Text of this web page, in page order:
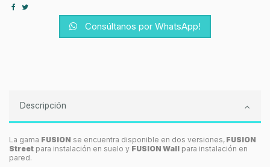
Consúltanos por WhatsApp!
Descripción
La gama FUSION se encuentra disponible en dos versiones, FUSION
Street para instalación en suelo y FUSION Wall para instalación en
pared.